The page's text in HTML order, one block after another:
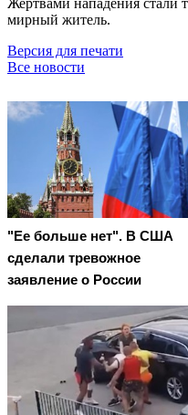
мирный житель.
Версия для печати
Все новости
"Ее больше нет". В США
сделали тревожное
заявление о России